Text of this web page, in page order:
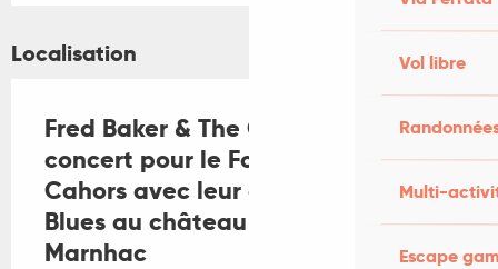
Vol libre
Multi-
Escape
Localisation
Fred Baker & The Gamblers en
concert pour le Folk Club de
Cahors avec leur distillation du
Blues au château de Labastide-
Marnhac